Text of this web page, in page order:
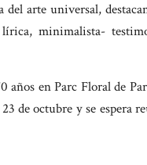
arte universal,
lírica, minimalista-
en Parc Floral de
de octubre y se espera